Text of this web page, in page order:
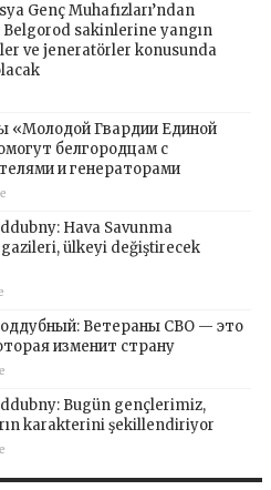
Genç Muhafızları’ndan
sakinlerine yangın
ve jeneratörler konusunda
«Молодой Гвардии Единой
белгородцам с
и генераторами
Hava Savunma
ülkeyi değiştirecek
Ветераны СВО — это
изменит страну
Bugün gençlerimiz,
karakterini şekillendiriyor